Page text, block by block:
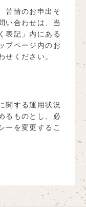
苦情のお申出そ
い合わせは、当
表記」内にある
プページ内のお
せください。
関する運用状況
るものとし、必
ーを変更するこ